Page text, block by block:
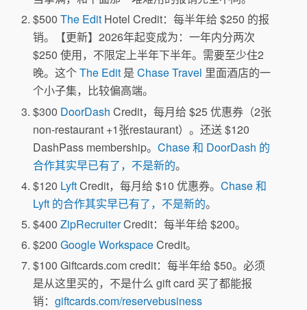
$500The Edit Hotel Credit：每半年给 $250 的报
销。【更新】2026年起变成为：一年内分两次
$250 使用，不限定上半年下半年。需要至少住2
晚。这个The Edit 是Chase Travel 里面酒店的一
个小子集，比较偏高端。
$300 DoorDash Credit，每月给 $25 优惠券（2张
non-restaurant +1张restaurant）。还送 $120
DashPass membership。Chase 和 DoorDash 的
合作其实早已有了，不是新的。
$120 LyftCredit，每月给 $10 优惠券。Chase 和
Lyft 的合作其实早已有了，不是新的。
$400ZipRecruiterCredit：每半年给 $200。
$200Google WorkspaceCredit。
$100 Giftcards.com credit：每半年给 $50。必须
是从这里买的，不是什么 gift card 买了都能报
销：giftcards.com/reservebusiness